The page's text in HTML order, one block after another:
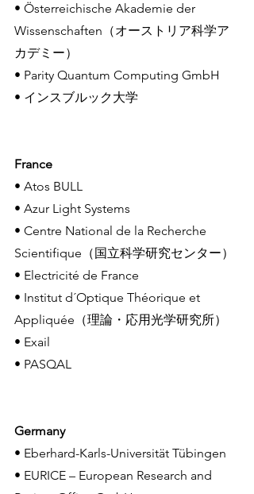
• Österreichische Akademie der
Wissenschaften（オーストリア科学ア
カデミー）
• Parity Quantum Computing GmbH
• インスブルック大学
France
• Atos BULL
• Azur Light Systems
• Centre National de la Recherche
Scientifique（国立科学研究センター）
• Electricité de France
• Institut d´Optique Théorique et
Appliquée（理論・応用光学研究所）
• Exail
• PASQAL
Germany
• Eberhard-Karls-Universität Tübingen
• EURICE – European Research and